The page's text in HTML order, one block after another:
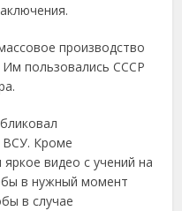
производство
пользовались СССР
ВСУ. Кроме
видео с учений на
в нужный момент
в случае